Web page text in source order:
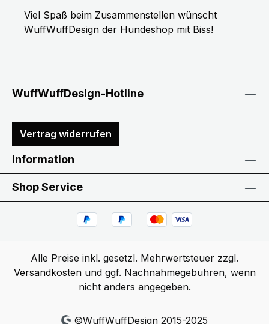
Viel Spaß beim Zusammenstellen wünscht
WuffWuffDesign der Hundeshop mit Biss!
WuffWuffDesign-Hotline
Vertrag widerrufen
Information
Shop Service
Alle Preise inkl. gesetzl. Mehrwertsteuer zzgl.
Versandkostenund ggf. Nachnahmegebühren, wenn
nicht anders angegeben.
©WuffWuffDesign 2015-2025